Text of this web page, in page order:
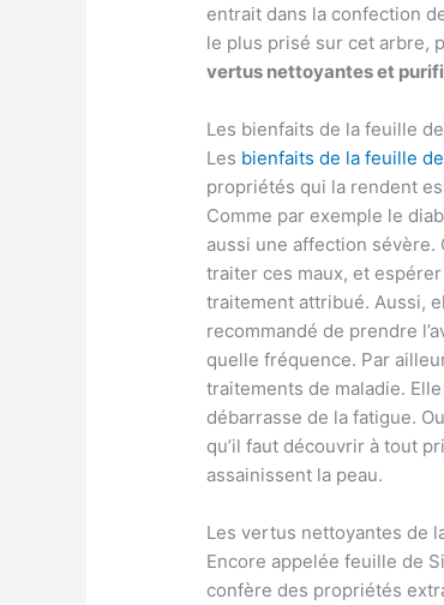
entrait dans la confection
le plus prisé sur cet arbre,
vertus nettoyantes et
Les bienfaits de la feuille
Les bienfaits de la feuille
propriétés qui la rendent
Comme par exemple le
aussi une affection
traiter ces maux, et
traitement attribué. Aussi,
recommandé de prendre
quelle fréquence. Par
traitements de maladie.
débarrasse de la fatigue.
qu’il faut découvrir à tout
assainissent la peau.
Les vertus nettoyantes de
Encore appelée feuille de
confère des propriétés